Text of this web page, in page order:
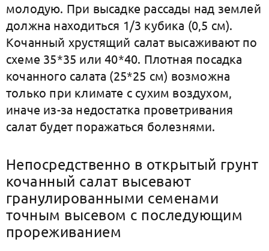
молодую. При высадке рассады над землей
должна находиться 1/3 кубика (0,5 см).
Кочанный хрустящий салат высаживают по
схеме 35*35 или 40*40. Плотная посадка
кочанного салата (25*25 см) возможна
только при климате с сухим воздухом,
иначе из-за недостатка проветривания
салат будет поражаться болезнями.
Непосредственно в открытый грунт
кочанный салат высевают
гранулированными семенами
точным высевом с последующим
прореживанием